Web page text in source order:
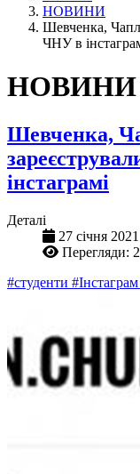
НОВИНИ
Шевченка,
ЧНУ в
НОВИНИ
Шевченка,
інстаграмі
Деталі
27 січня 2021
Перегляди:
#студенти #Інстаграм